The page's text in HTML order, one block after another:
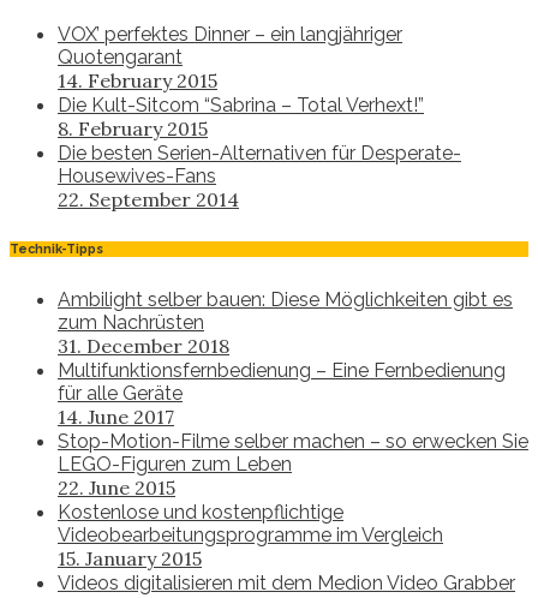
VOX’ perfektes Dinner – ein langjähriger
Quotengarant
14. February 2015
Die Kult-Sitcom “Sabrina – Total Verhext!”
8. February 2015
Die besten Serien-Alternativen für Desperate-
Housewives-Fans
22. September 2014
Technik-Tipps
Ambilight selber bauen: Diese Möglichkeiten gibt es
zum Nachrüsten
31. December 2018
Multifunktionsfernbedienung – Eine Fernbedienung
für alle Geräte
14. June 2017
Stop-Motion-Filme selber machen – so erwecken Sie
LEGO-Figuren zum Leben
22. June 2015
Kostenlose und kostenpflichtige
Videobearbeitungsprogramme im Vergleich
15. January 2015
Videos digitalisieren mit dem Medion Video Grabber